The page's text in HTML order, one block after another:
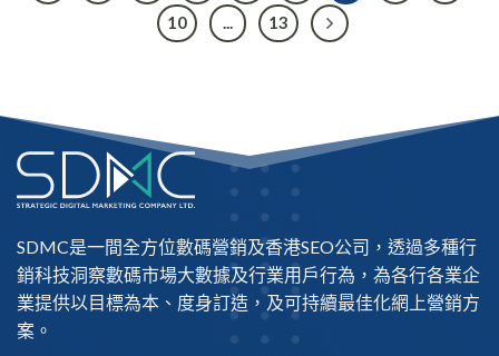
10
... 13
SDMC是一間全方位數碼營銷及香港SEO公司 ，透過多種行
銷科技洞察數碼市場大數據及行業用戶行為，為各行各業企
業提供以目標為本、度身訂造，及可持續最佳化網上營銷方
案。